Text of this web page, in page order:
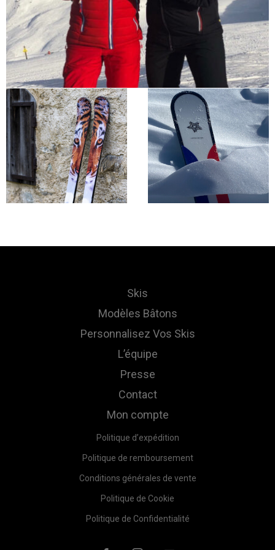
Skis
Modèles Bâtons
Personnalisez Vos Skis
L’équipe
Presse
Contact
Mon compte
Politique d’expédition
Politique de remboursement
Conditions générales de vente
Politique de Cookie
Politique de Confidentialité